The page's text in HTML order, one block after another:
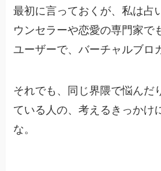
最初に言っておくが、私は占
ウンセラーや恋愛の専門家で
ユーザーで、バーチャルブロ
それでも、同じ界隈で悩んだ
ている人の、考えるきっかけ
な。